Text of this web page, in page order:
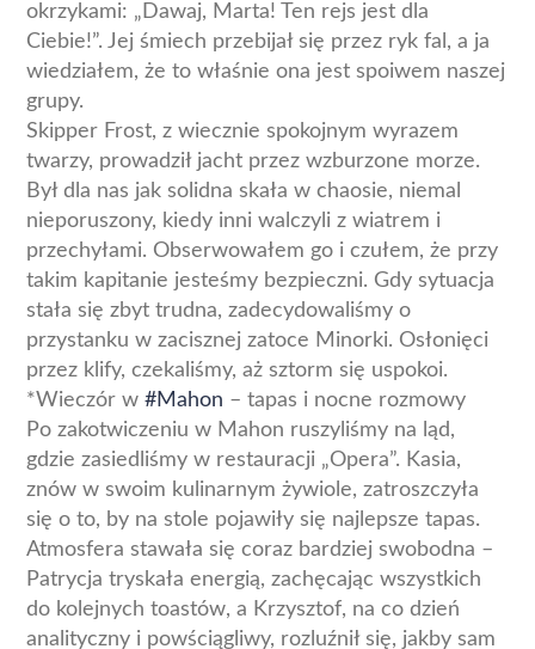
okrzykami: „Dawaj, Marta! Ten rejs jest dla
Ciebie!”. Jej śmiech przebijał się przez ryk fal, a ja
wiedziałem, że to właśnie ona jest spoiwem naszej
grupy.
Skipper Frost, z wiecznie spokojnym wyrazem
twarzy, prowadził jacht przez wzburzone morze.
Był dla nas jak solidna skała w chaosie, niemal
nieporuszony, kiedy inni walczyli z wiatrem i
przechyłami. Obserwowałem go i czułem, że przy
takim kapitanie jesteśmy bezpieczni. Gdy sytuacja
stała się zbyt trudna, zadecydowaliśmy o
przystanku w zacisznej zatoce Minorki. Osłonięci
przez klify, czekaliśmy, aż sztorm się uspokoi.
*Wieczór w #Mahon – tapas i nocne rozmowy
Po zakotwiczeniu w Mahon ruszyliśmy na ląd,
gdzie zasiedliśmy w restauracji „Opera”. Kasia,
znów w swoim kulinarnym żywiole, zatroszczyła
się o to, by na stole pojawiły się najlepsze tapas.
Atmosfera stawała się coraz bardziej swobodna –
Patrycja tryskała energią, zachęcając wszystkich
do kolejnych toastów, a Krzysztof, na co dzień
analityczny i powściągliwy, rozluźnił się, jakby sam